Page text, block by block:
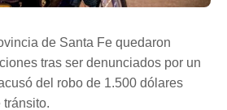
de Santa Fe quedaron
tras ser denunciados por un
del robo de 1.500 dólares
tránsito.